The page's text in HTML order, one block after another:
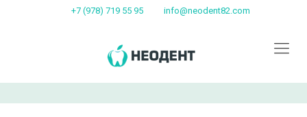
+7 (978) 719 55 95 info@neodent82.com